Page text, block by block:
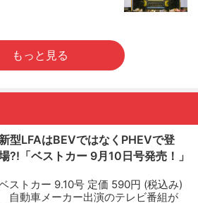
もっと見る
型LFAはBEVではなくPHEVで登
?!「ベストカー 9月10日号発売！」
ストカー 9.10号 定価 590円 (税込み)
自動車メーカー出演のテレビ番組が